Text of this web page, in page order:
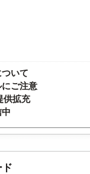
いて
にご注意
供拡充